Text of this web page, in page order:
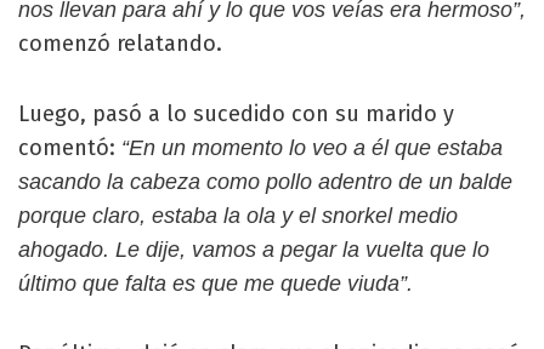
nos llevan para ahí y lo que vos veías era hermoso”,
comenzó relatando.
Luego, pasó a lo sucedido con su marido y
comentó: “En un momento lo veo a él que estaba
sacando la cabeza como pollo adentro de un balde
porque claro, estaba la ola y el snorkel medio
ahogado. Le dije, vamos a pegar la vuelta que lo
último que falta es que me quede viuda”.